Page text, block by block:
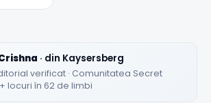
· din Kaysersberg
verificat · Comunitatea Secret
locuri în 62 de limbi
the World